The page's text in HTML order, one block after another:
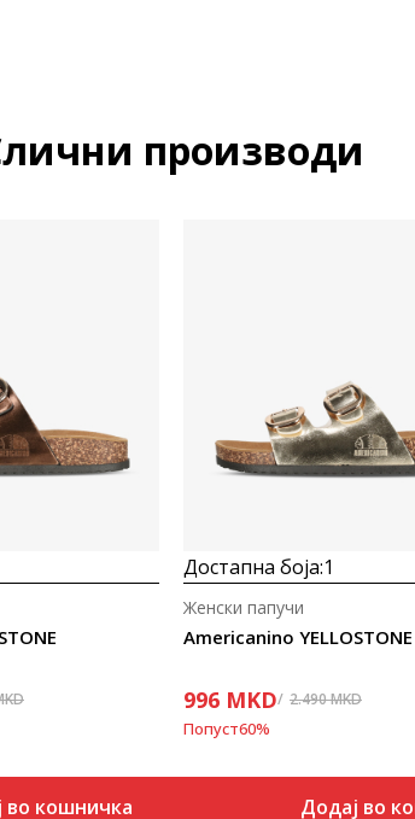
производи
во кошничка
Достапна боја:1
Americanino YELLOSTONE
Женски папучи
996 MKD 2.490MKD
Попуст60%
Додај во